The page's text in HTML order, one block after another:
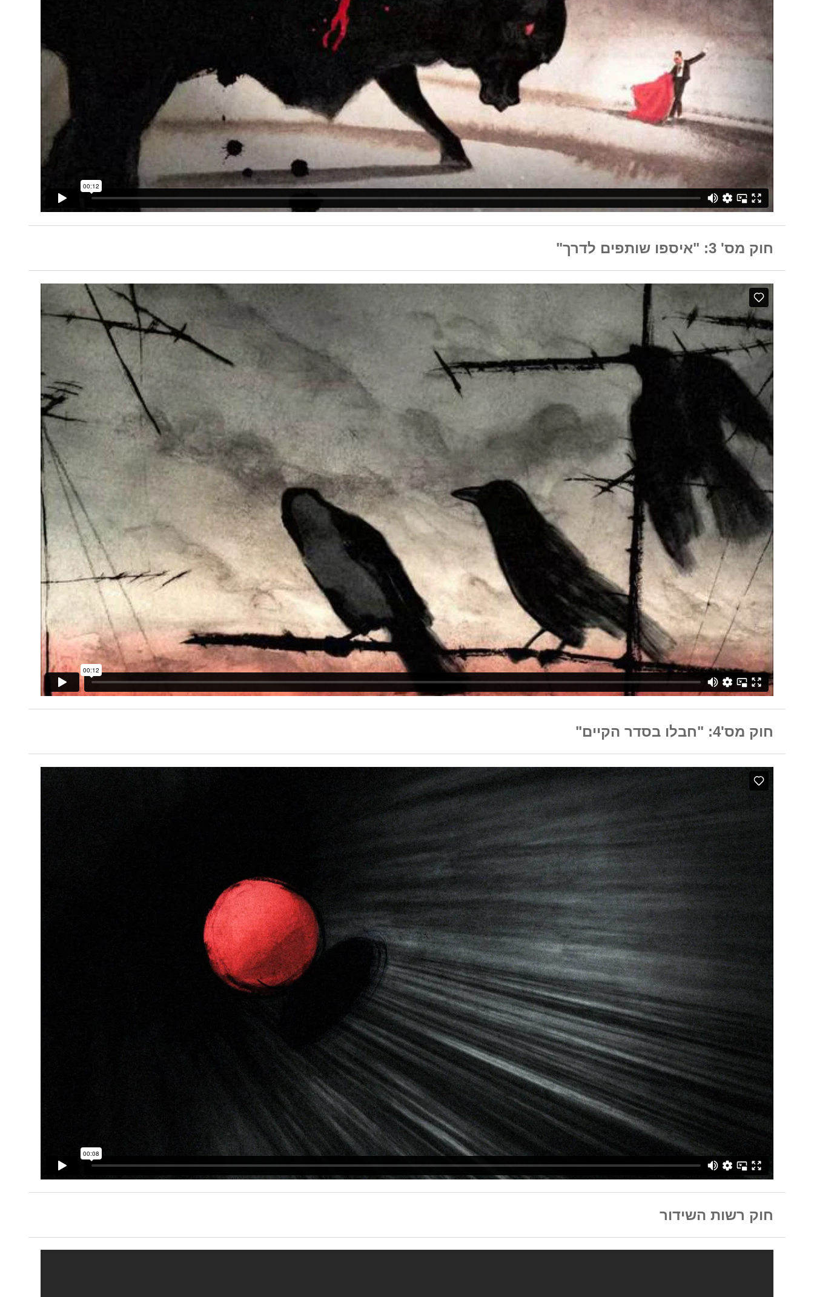
חוק מס' 3: "איספו שותפים לדרך"
חוק מס'4: "חבלו בסדר הקיים"
חוק רשות השידור